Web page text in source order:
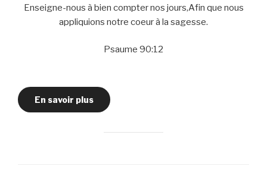
Enseigne-nous à bien compter nos jours,Afin que nous
appliquions notre coeur à la sagesse.
Psaume 90:12
En savoir plus